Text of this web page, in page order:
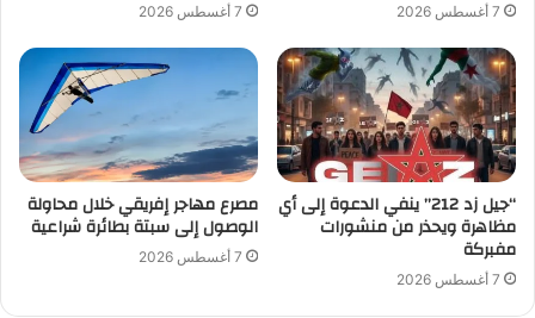
7 أغسطس 2026 7 أغسطس 2026
“جيل زد 212” ينفي الدعوة إلى أي
مظاهرة ويحذر من منشورات
مفبركة
7 أغسطس 2026
مصرع مهاجر إفريقي خلال محاولة
الوصول إلى سبتة بطائرة شراعية
7 أغسطس 2026